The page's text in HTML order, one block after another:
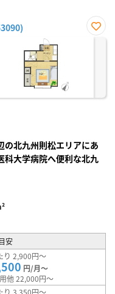
お気
の北九州則松エリアにあ
大学病院へ便利な北九
安
り 2,900円～
円/月～
他 22,000円～
り 3,350円～